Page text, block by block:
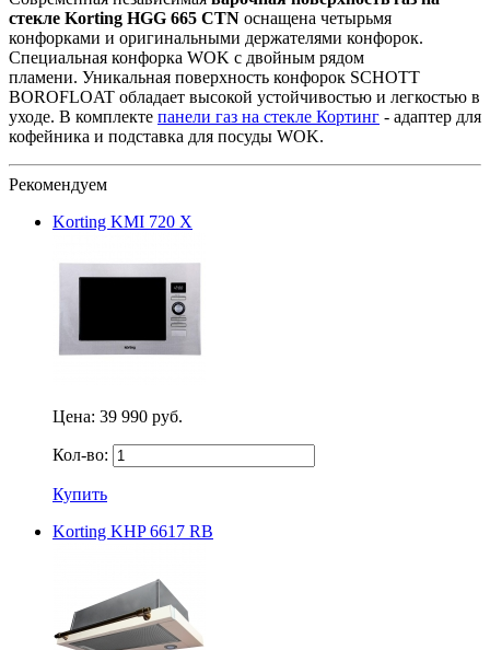
стекле Korting HGG 665 CTN оснащена четырьмя
конфорками и оригинальными держателями конфорок.
Специальная конфорка WOK с двойным рядом
пламени. Уникальная поверхность конфорок SCHOTT
BOROFLOAT обладает высокой устойчивостью и легкостью в
уходе. В комплекте панели газ на стекле Кортинг - адаптер для
кофейника и подставка для посуды WOK.
Рекомендуем
Korting KMI 720 X
Цена: 39 990 руб.
Кол-во:
Купить
Korting KHP 6617 RB